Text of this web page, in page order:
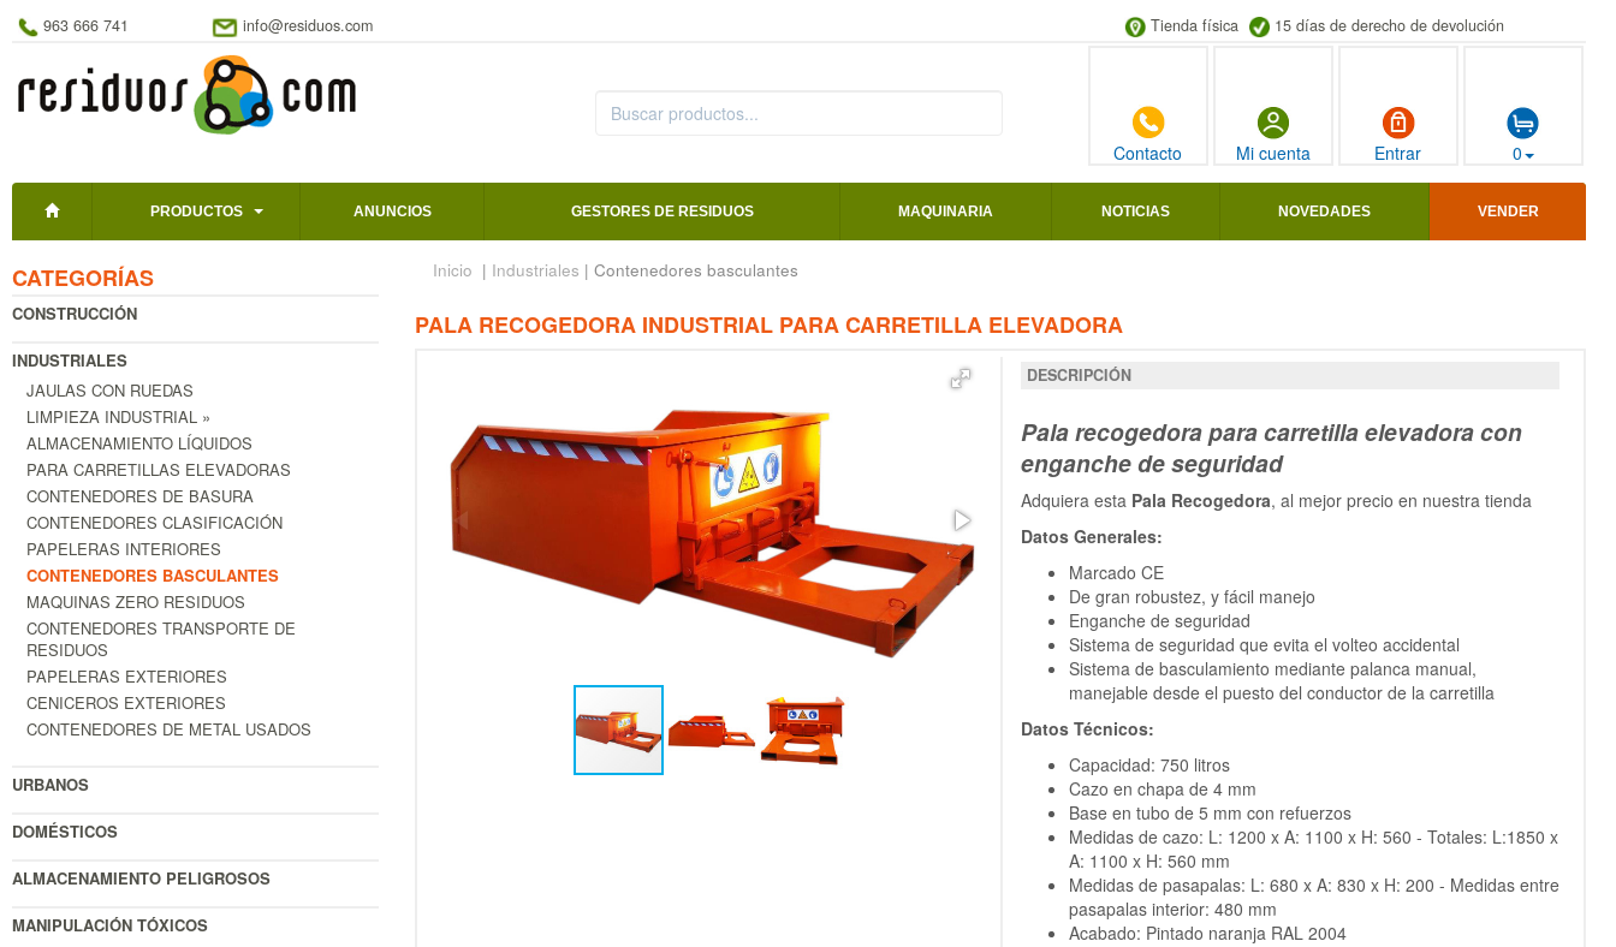
963 666 741 info@residuos.com Tienda física 15 días de derecho de devolución
Contacto Mi cuenta Entrar 0
PRODUCTOS ANUNCIOS GESTORES DE RESIDUOS MAQUINARIA NOTICIAS NOVEDADES VENDER
CATEGORÍAS
CONSTRUCCIÓN
INDUSTRIALES
JAULAS CON RUEDAS
LIMPIEZA INDUSTRIAL »
ALMACENAMIENTO LÍQUIDOS
PARA CARRETILLAS ELEVADORAS
CONTENEDORES DE BASURA
CONTENEDORES CLASIFICACIÓN
PAPELERAS INTERIORES
CONTENEDORES BASCULANTES
MAQUINAS ZERO RESIDUOS
CONTENEDORES TRANSPORTE DE
RESIDUOS
PAPELERAS EXTERIORES
CENICEROS EXTERIORES
CONTENEDORES DE METAL USADOS
URBANOS
DOMÉSTICOS
ALMACENAMIENTO PELIGROSOS
MANIPULACIÓN TÓXICOS
Inicio | Industriales | Contenedores basculantes
PALA RECOGEDORA INDUSTRIAL PARA CARRETILLA ELEVADORA
DESCRIPCIÓN
Pala recogedora para carretilla elevadora con
enganche de seguridad
Adquiera esta Pala Recogedora, al mejor precio en nuestra tienda
Datos Generales:
Marcado CE
De gran robustez, y fácil manejo
Enganche de seguridad
Sistema de seguridad que evita el volteo accidental
Sistema de basculamiento mediante palanca manual,
manejable desde el puesto del conductor de la carretilla
Datos Técnicos:
Capacidad: 750 litros
Cazo en chapa de 4 mm
Base en tubo de 5 mm con refuerzos
Medidas de cazo: L: 1200 x A: 1100 x H: 560 - Totales: L:1850 x
A: 1100 x H: 560 mm
Medidas de pasapalas: L: 680 x A: 830 x H: 200 - Medidas entre
pasapalas interior: 480 mm
Acabado: Pintado naranja RAL 2004